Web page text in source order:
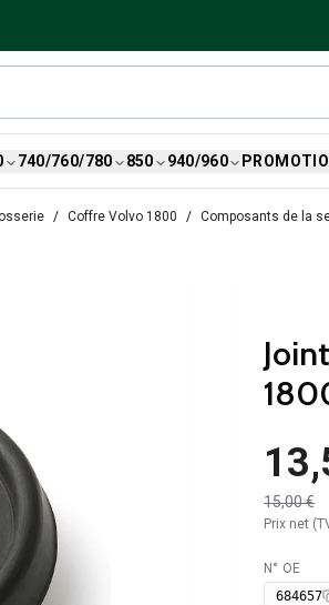
740/760/780 850 940/960
Coffre Volvo 1800 Composants de la
15,00 €
Prix net
Disponible
N° OE
684657